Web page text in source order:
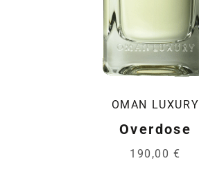
OMAN LUXURY
Overdose
190,00 €